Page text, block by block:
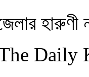
হারুণী
Daily